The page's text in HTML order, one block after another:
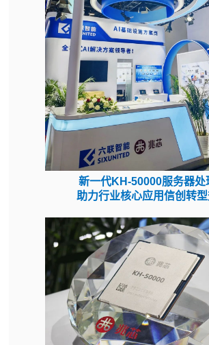
新一代KH-50000服务器处
助力行业核心应用信创转